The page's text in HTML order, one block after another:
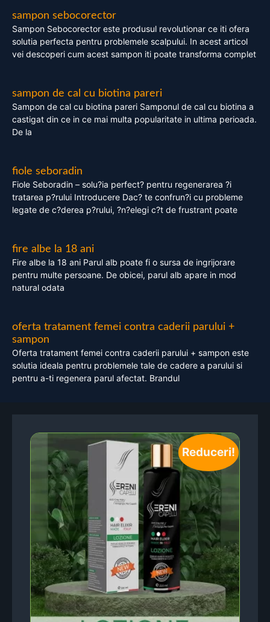
sampon sebocorector
Sampon Sebocorector este produsul revolutionar ce iti ofera
solutia perfecta pentru problemele scalpului. In acest articol
vei descoperi cum acest sampon iti poate transforma complet
sampon de cal cu biotina pareri
Sampon de cal cu biotina pareri Samponul de cal cu biotina a
castigat din ce in ce mai multa popularitate in ultima perioada.
De la
fiole seboradin
Fiole Seboradin – solu?ia perfect? pentru regenerarea ?i
tratarea p?rului Introducere Dac? te confrun?i cu probleme
legate de c?derea p?rului, ?n?elegi c?t de frustrant poate
fire albe la 18 ani
Fire albe la 18 ani Parul alb poate fi o sursa de ingrijorare
pentru multe persoane. De obicei, parul alb apare in mod
natural odata
oferta tratament femei contra caderii parului +
sampon
Oferta tratament femei contra caderii parului + sampon este
solutia ideala pentru problemele tale de cadere a parului si
pentru a-ti regenera parul afectat. Brandul
Reduceri!